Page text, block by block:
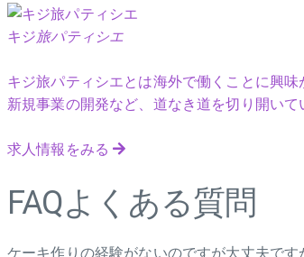
キジ旅パティシエ
キジ旅パティシエとは海外で働くことに興味
新規事業の開発など、道なき道を切り開い
求人情報をみる
FAQよくある質問
ケーキ作りの経験がないのですが大丈夫です